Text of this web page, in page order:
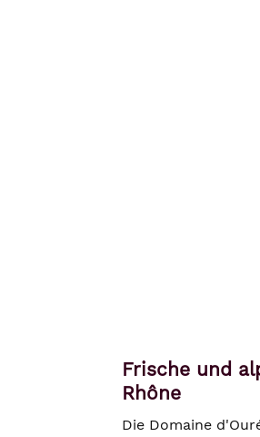
Frische und
Rhône
Die Domaine